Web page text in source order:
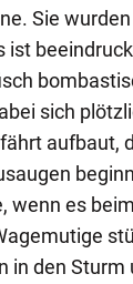
Sie
ist
sich
aufbaut,
wenn es
in den Sturm